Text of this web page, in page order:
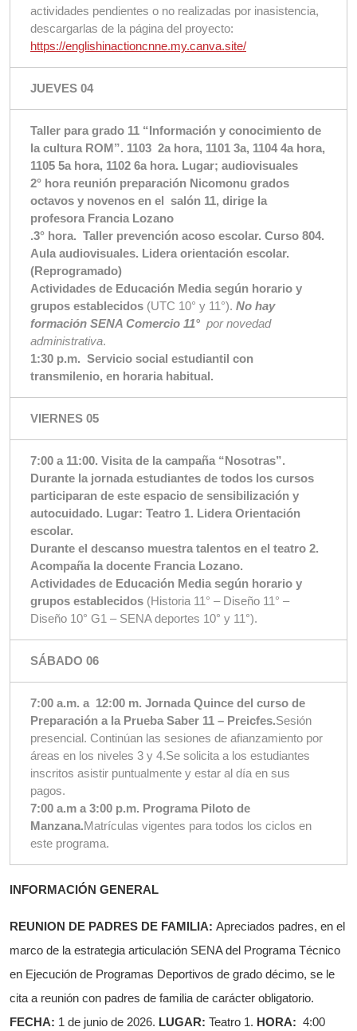
actividades pendientes o no realizadas por inasistencia,
descargarlas de la página del proyecto:
https://englishinactioncnne.my.canva.site/
JUEVES 04
Taller para grado 11 “Información y conocimiento de
la cultura ROM”. 1103 2a hora, 1101 3a, 1104 4a hora,
1105 5a hora, 1102 6a hora. Lugar; audiovisuales
2° hora reunión preparación Nicomonu grados
octavos y novenos en el salón 11, dirige la
profesora Francia Lozano
.3° hora. Taller prevención acoso escolar. Curso 804.
Aula audiovisuales. Lidera orientación escolar.
(Reprogramado)
Actividades de Educación Media según horario y
grupos establecidos (UTC 10° y 11°). No hay
formación SENA Comercio 11° por novedad
administrativa.
1:30 p.m. Servicio social estudiantil con
transmilenio, en horaria habitual.
VIERNES 05
7:00 a 11:00. Visita de la campaña “Nosotras”.
Durante la jornada estudiantes de todos los cursos
participaran de este espacio de sensibilización y
autocuidado. Lugar: Teatro 1. Lidera Orientación
escolar.
Durante el descanso muestra talentos en el teatro 2.
Acompaña la docente Francia Lozano.
Actividades de Educación Media según horario y
grupos establecidos (Historia 11° – Diseño 11° –
Diseño 10° G1 – SENA deportes 10° y 11°).
SÁBADO 06
7:00 a.m. a 12:00 m. Jornada Quince del curso de
Preparación a la Prueba Saber 11 – Preicfes.Sesión
presencial. Continúan las sesiones de afianzamiento por
áreas en los niveles 3 y 4.Se solicita a los estudiantes
inscritos asistir puntualmente y estar al día en sus
pagos.
7:00 a.m a 3:00 p.m. Programa Piloto de
Manzana.Matrículas vigentes para todos los ciclos en
este programa.
INFORMACIÓN GENERAL
REUNION DE PADRES DE FAMILIA: Apreciados padres, en el
marco de la estrategia articulación SENA del Programa Técnico
en Ejecución de Programas Deportivos de grado décimo, se le
cita a reunión con padres de familia de carácter obligatorio.
FECHA: 1 de junio de 2026. LUGAR: Teatro 1. HORA: 4:00